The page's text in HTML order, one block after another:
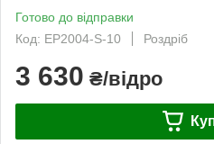
Готово до відправки
Код: EP2004-S-10
Роздріб
3 630 ₴/відро